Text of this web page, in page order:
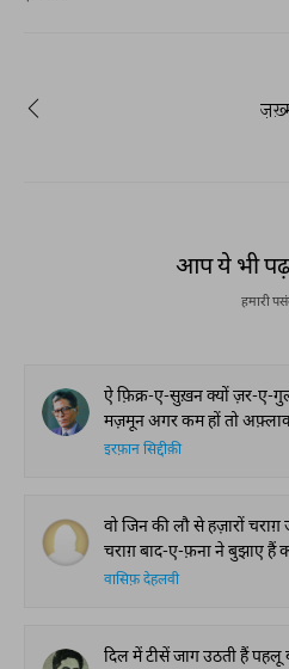
आप ये भी
हमारी
ऐ फ़िक्र-ए-सुख़न क्यों ज़र-
मज़मून अगर कम हों तो
इरफ़ान सिद्दीक़ी
वो जिन की लौ से हज़ारों
चराग़ बाद-ए-फ़ना ने बुझाए हैं
वासिफ़ देहलवी
दिल में टीसें जाग उठती हैं